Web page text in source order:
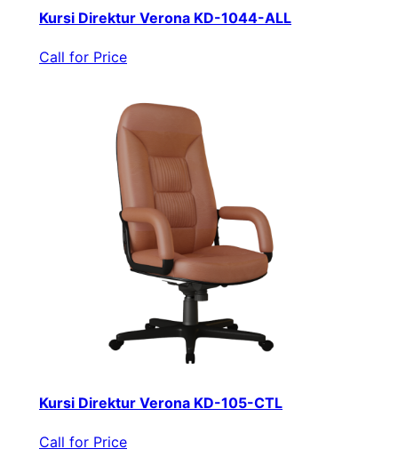
Kursi Direktur Verona KD-1044-ALL
Call for Price
Kursi Direktur Verona KD-105-CTL
Call for Price